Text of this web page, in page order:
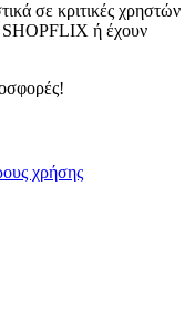
σε κριτικές χρηστών
SHOPFLIX ή έχουν
χρήσης